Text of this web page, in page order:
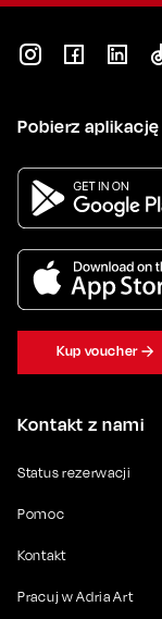
Kontakt z nami
Status rezerwacji
Pomoc
Kontakt
Pracuj w Adria Art
Pobierz aplikację
Kup voucher